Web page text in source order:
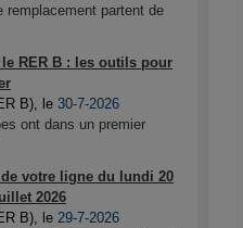
remplacement partent de
le RER B : les outils pour
B), le 30-7-2026
ont dans un premier
de votre ligne du lundi 20
2026
B), le 29-7-2026